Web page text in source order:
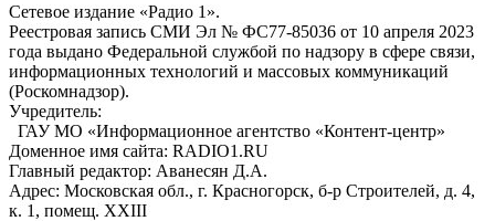
Сетевое издание «Радио 1».
Реестровая запись СМИ Эл № ФС77-85036 от 10 апреля 2023
года выдано Федеральной службой по надзору в сфере связи,
информационных технологий и массовых коммуникаций
(Роскомнадзор).
Учредитель:
ГАУ МО «Информационное агентство «Контент-центр»
Доменное имя сайта: RADIO1.RU
Главный редактор: Аванесян Д.А.
Адрес: Московская обл., г. Красногорск, б-р Строителей, д. 4,
к. 1, помещ. XXIII